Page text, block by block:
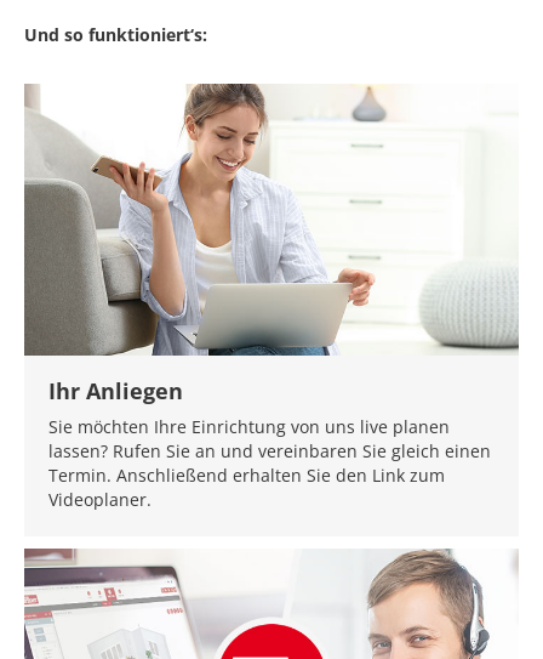
Und so funktioniert‘s:
Ihr Anliegen
Sie möchten Ihre Einrichtung von uns live planen
lassen? Rufen Sie an und vereinbaren Sie gleich einen
Termin. Anschließend erhalten Sie den Link zum
Videoplaner.